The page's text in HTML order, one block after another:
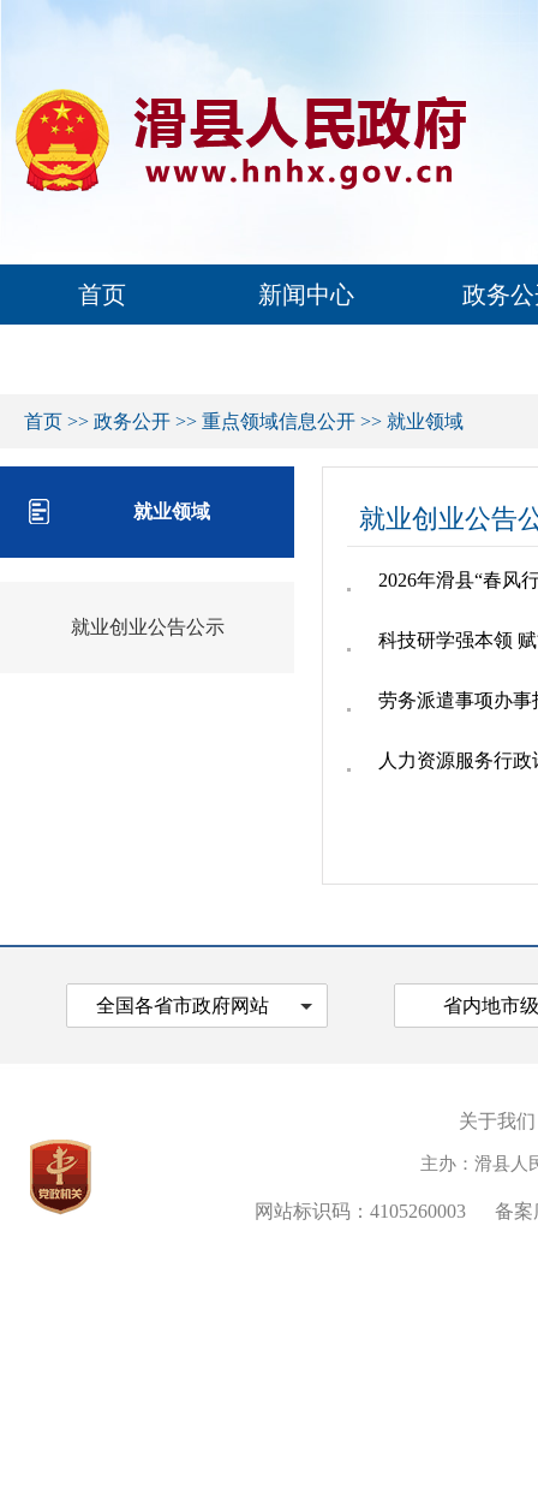
首页 新闻中心 政务
首页 >> 政务公开 >> 重点领域信息公开 >> 就业领域
就业领域
就业创业公告公示
就业创业公告
2026年滑县“春风
科技研学强本领
劳务派遣事项办事
人力资源服务行
全国各省市政府网站 省内地市
关于我们
主办：滑县人
网站标识码：4105260003 备案